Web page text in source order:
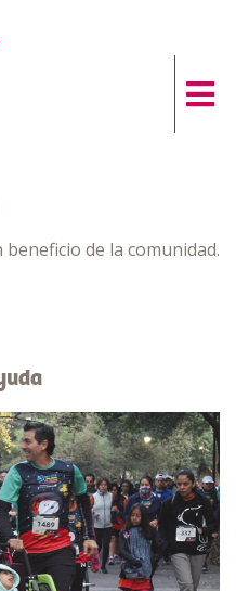
de la comunidad.